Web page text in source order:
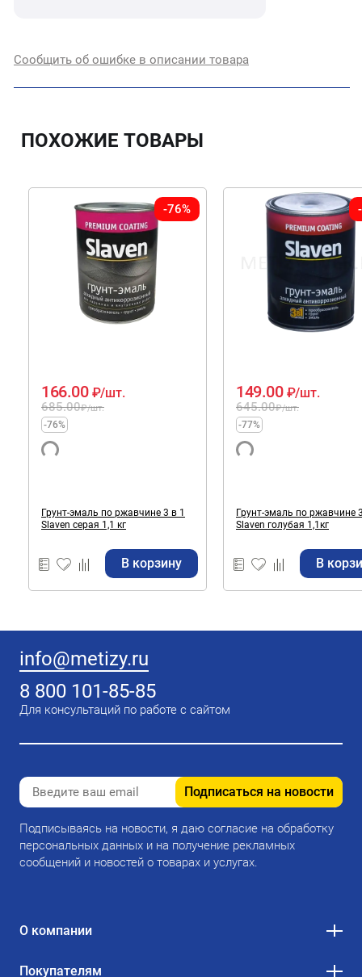
Сообщить об ошибке в описании товара
ПОХОЖИЕ ТОВАРЫ
-76%
685.00₽/шт.
166.00 ₽/шт.
-76%
Грунт-эмаль по ржавчине 3 в 1
Slaven серая 1,1 кг
В корзину
645.00₽/шт.
149.00 ₽/шт.
-77%
Грунт-эмаль по ржавчине
Slaven голубая 1,1кг
В
info@metizy.ru
8 800 101-85-85
Для консультаций по работе с сайтом
Подписаться на новости
Подписываясь на новости, я даю согласие на обработку
персональных данных и на получение рекламных
сообщений и новостей о товарах и услугах.
О компании
Покупателям